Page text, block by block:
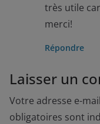
très utile
merci!
Répondre
Laisser un
Votre adresse e-
obligatoires sont